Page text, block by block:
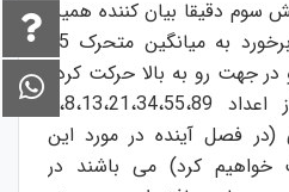
دقیقا بیان کننده همین
موضوع است. قیمت با برخورد به میانگین متحرک 55
جهت رو به بالا حرکت کرده
است. امروزه استفاده از اعداد 5،8،13،21،34،55،89
(در فصل آینده در مورد این
کرد) می باشند در